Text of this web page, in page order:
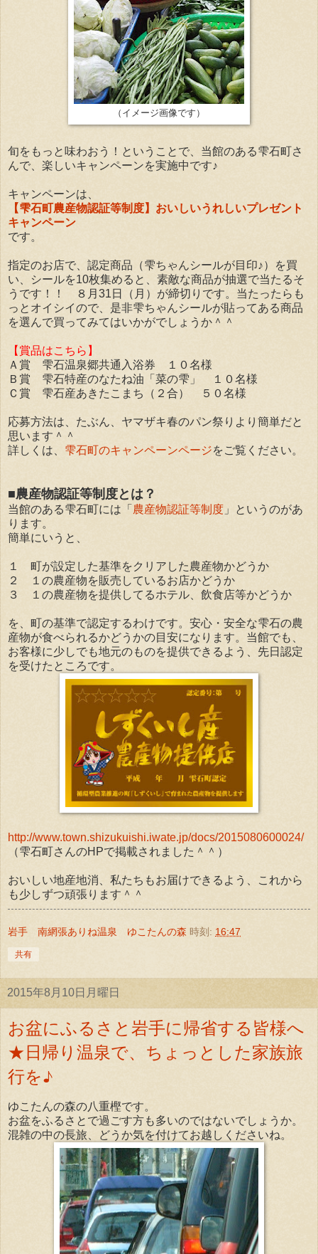
（イメージ画像です）
旬をもっと味わおう！ということで、当館のある雫石町さ
んで、楽しいキャンペーンを実施中です♪
キャンペーンは、
【雫石町農産物認証等制度】おいしいうれしいプレゼント
キャンペーン
です。
指定のお店で、認定商品（雫ちゃんシールが目印♪）を買
い、シールを10枚集めると、素敵な商品が抽選で当たるそ
うです！！ ８月31日（月）が締切りです。当たったらも
っとオイシイので、是非雫ちゃんシールが貼ってある商品
を選んで買ってみてはいかがでしょうか＾＾
【賞品はこちら】
Ａ賞 雫石温泉郷共通入浴券 １０名様
Ｂ賞 雫石特産のなたね油「菜の雫」 １０名様
Ｃ賞 雫石産あきたこまち（２合） ５０名様
応募方法は、たぶん、ヤマザキ春のパン祭りより簡単だと
思います＾＾
詳しくは、 雫石町のキャンペーンページをご覧ください。
■農産物認証等制度とは？
当館のある雫石町には「 農産物認証等制度 」というのがあ
ります。
簡単にいうと、
１ 町が設定した基準をクリアした農産物かどうか
２ １の農産物を販売しているお店かどうか
３ １の農産物を提供してるホテル、飲食店等かどうか
を、町の基準で認定するわけです。安心・安全な雫石の農
産物が食べられるかどうかの目安になります。当館でも、
お客様に少しでも地元のものを提供できるよう、先日認定
を受けたところです。
http://www.town.shizukuishi.iwate.jp/docs/2015080600024/
（雫石町さんのHPで掲載されました＾＾）
おいしい地産地消、私たちもお届けできるよう、これから
も少しずつ頑張ります＾＾
岩手 南網張ありね温泉 ゆこたんの森 時刻: 16:47
共有
2015年8月10日月曜日
お盆にふるさと岩手に帰省する皆様へ
★日帰り温泉で、ちょっとした家族旅
行を♪
ゆこたんの森の八重樫です。
お盆をふるさとで過ごす方も多いのではないでしょうか。
混雑の中の長旅、どうか気を付けてお越しくださいね。